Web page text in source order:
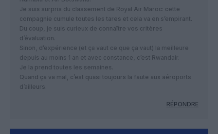
Je suis surpris du classement de Royal Air Maroc: cette
compagnie cumule toutes les tares et cela va en s’empirant.
Du coup, je suis curieux de connaître vos critères
d’évaluation.
Sinon, d’expérience (et ça vaut ce que ça vaut) la meilleure
depuis au moins 1 an et avec constance, c’est Rwandair.
Je la prend toutes les semaines.
Quand ça va mal, c’est quasi toujours la faute aux aéroports
d’ailleurs.
RÉPONDRE